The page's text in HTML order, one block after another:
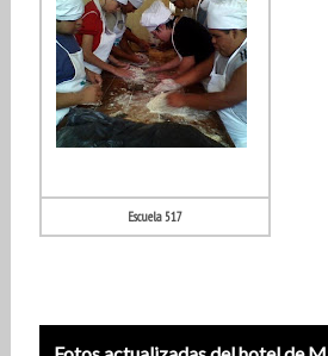
Escuela 517
Post